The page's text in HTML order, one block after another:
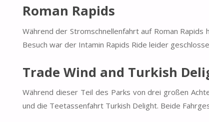
Roman Rapids
Während der Stromschnellenfahrt auf Roman Rapids
Besuch war der Intamin Rapids Ride leider
Trade Wind and Turkish
Während dieser Teil des Parks von drei großen
und die Teetassenfahrt Turkish Delight. Beide